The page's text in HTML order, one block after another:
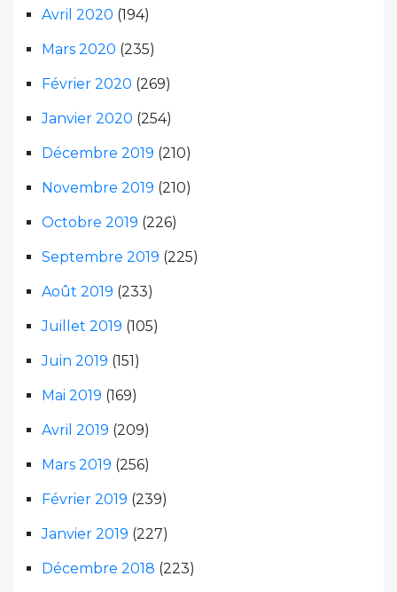
Avril 2020 (194)
Mars 2020 (235)
Février 2020 (269)
Janvier 2020 (254)
Décembre 2019 (210)
Novembre 2019 (210)
Octobre 2019 (226)
Septembre 2019 (225)
Août 2019 (233)
Juillet 2019 (105)
Juin 2019 (151)
Mai 2019 (169)
Avril 2019 (209)
Mars 2019 (256)
Février 2019 (239)
Janvier 2019 (227)
Décembre 2018 (223)